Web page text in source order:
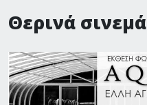
Θερινά σινεμά